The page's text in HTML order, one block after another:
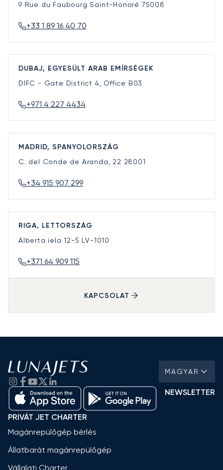
9 Rue du Faubourg Saint-Honoré 75008
+33 1 89 16 40 70
DUBAJ, EGYESÜLT ARAB EMÍRSÉGEK
DIFC - Gate District 4, Office B03
+971 4 227 4434
MADRID, SPANYOLORSZÁG
C. del Conde de Aranda, 22 28001
+34 915 907 299
RIGA, LETTORSZÁG
Alberta iela 12-5 LV-1010
+371 64 909 115
KAPCSOLAT
MAGYAR
NEWSLETTER
PRIVÁT JET CHARTER
Magánrepülőgép bérlés
Állatbarát magánrepülőgép
Vállalati Charter